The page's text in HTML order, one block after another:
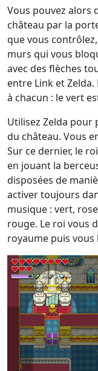
Vous pouvez alors
château par la
que vous
murs qui vous
avec des flèches
entre Link et
à chacun : le vert
Utilisez Zelda pour
du château. Vous
Sur ce dernier, le
en jouant la
disposées de
activer toujours
musique : vert,
rouge. Le roi vous
royaume puis vous